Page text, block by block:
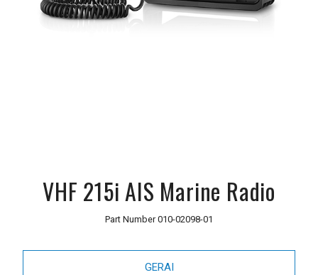
VHF 215i AIS Marine Radio
Part Number010-02098-01
GERAI